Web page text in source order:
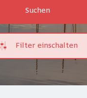
Suchen
Filter einschalten